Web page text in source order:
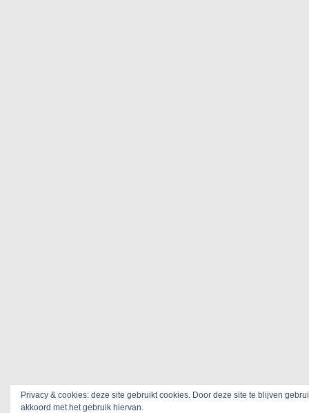
Privacy & cookies: deze site gebruikt cookies. Door deze site te blijven
akkoord met het gebruik hiervan.